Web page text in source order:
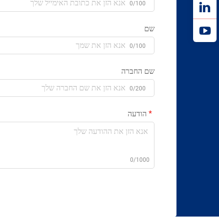
0/100
שם
0/100
שם החברה
0/200
הודעה
0/1000